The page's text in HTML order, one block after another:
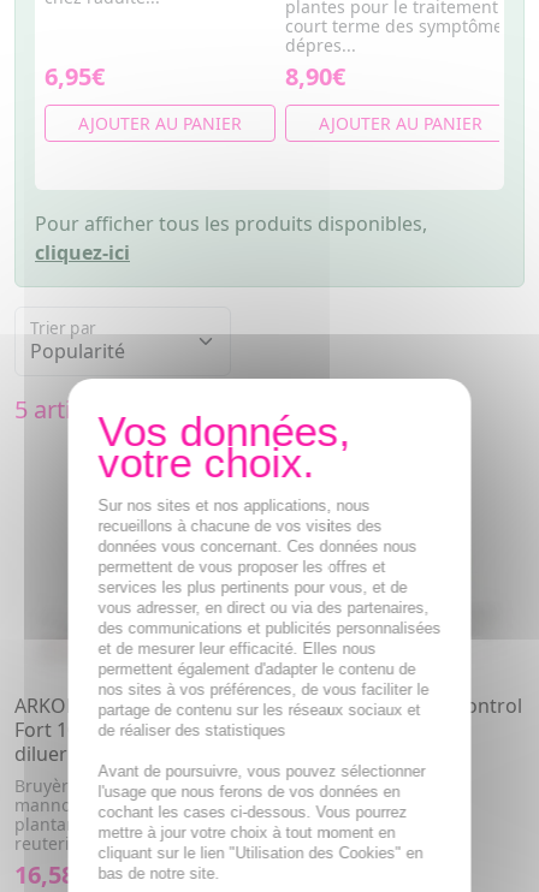
6,95€
AJOUTER AU PANIER
plantes pour le traitement à
court terme des symptômes
dépres...
8,90€
AJOUTER AU PANIER
Pour afficher tous les produits disponibles,
cliquez-ici
Trier par
5 articles
ARKOPHARMA Cys-Control
Fort 10 sachets + 5 sticks à
diluer
Bruyère, Canneberge, D-
mannose, Lactobacillus
plantarum, Lactobacillus
reuteri
16,58€
ARKOPHARMA Cys-Control
60 gélules
Bruyere, Cranberry
Sur nos sites et nos applications, nous
recueillons à chacune de vos visites des
données vous concernant. Ces données nous
permettent de vous proposer les offres et
services les plus pertinents pour vous, et de
vous adresser, en direct ou via des partenaires,
des communications et publicités personnalisées
et de mesurer leur efficacité. Elles nous
permettent également d'adapter le contenu de
nos sites à vos préférences, de vous faciliter le
partage de contenu sur les réseaux sociaux et
de réaliser des statistiques
Avant de poursuivre, vous pouvez sélectionner
l'usage que nous ferons de vos données en
cochant les cases ci-dessous. Vous pourrez
mettre à jour votre choix à tout moment en
cliquant sur le lien "Utilisation des Cookies" en
bas de notre site.